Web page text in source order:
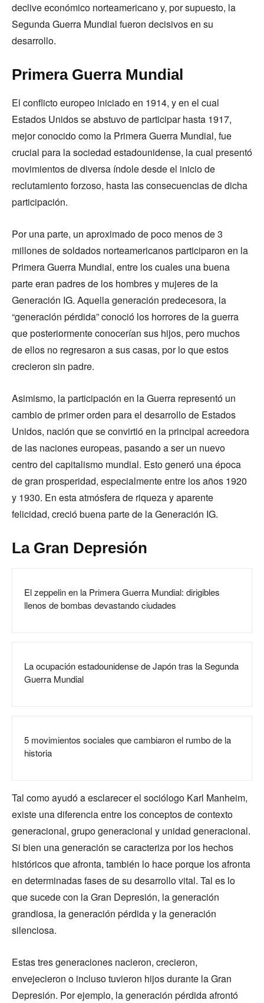
declive económico norteamericano y, por supuesto, la
Segunda Guerra Mundial fueron decisivos en su
desarrollo.
Primera Guerra Mundial
El conflicto europeo iniciado en 1914, y en el cual
Estados Unidos se abstuvo de participar hasta 1917,
mejor conocido como la Primera Guerra Mundial, fue
crucial para la sociedad estadounidense, la cual presentó
movimientos de diversa índole desde el inicio de
reclutamiento forzoso, hasta las consecuencias de dicha
participación.
Por una parte, un aproximado de poco menos de 3
millones de soldados norteamericanos participaron en la
Primera Guerra Mundial, entre los cuales una buena
parte eran padres de los hombres y mujeres de la
Generación IG. Aquella generación predecesora, la
“generación pérdida” conoció los horrores de la guerra
que posteriormente conocerían sus hijos, pero muchos
de ellos no regresaron a sus casas, por lo que estos
crecieron sin padre.
Asimismo, la participación en la Guerra representó un
cambio de primer orden para el desarrollo de Estados
Unidos, nación que se convirtió en la principal acreedora
de las naciones europeas, pasando a ser un nuevo
centro del capitalismo mundial. Esto generó una época
de gran prosperidad, especialmente entre los años 1920
y 1930. En esta atmósfera de riqueza y aparente
felicidad, creció buena parte de la Generación IG.
La Gran Depresión
El zeppelin en la Primera Guerra Mundial: dirigibles
llenos de bombas devastando ciudades
La ocupación estadounidense de Japón tras la Segunda
Guerra Mundial
5 movimientos sociales que cambiaron el rumbo de la
historia
Tal como ayudó a esclarecer el sociólogo Karl Manheim,
existe una diferencia entre los conceptos de contexto
generacional, grupo generacional y unidad generacional.
Si bien una generación se caracteriza por los hechos
históricos que afronta, también lo hace porque los afronta
en determinadas fases de su desarrollo vital. Tal es lo
que sucede con la Gran Depresión, la generación
grandiosa, la generación pérdida y la generación
silenciosa.
Estas tres generaciones nacieron, crecieron,
envejecieron o incluso tuvieron hijos durante la Gran
Depresión. Por ejemplo, la generación pérdida afrontó